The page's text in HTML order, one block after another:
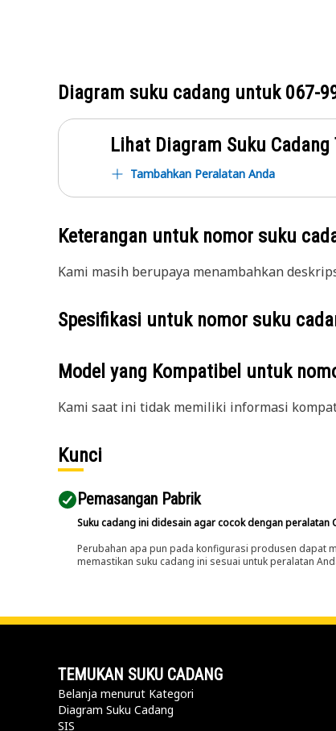
Diagram suku cadang untuk067-
Lihat Diagram Suku Cadang
Tambahkan Peralatan Anda
Keterangan untuk nomor suku
Kami masih berupaya menambahkan
Spesifikasi untuk nomor suku
Model yang Kompatibel untuk
Kami saat ini tidak memiliki informasi
Kunci
Pemasangan Pabrik
Suku cadang ini didesain agar cocok dengan
Perubahan apa pun pada konfigurasi produsen dapat
memastikan suku cadang ini sesuai untuk peralatan
TEMUKAN SUKU CADANG
Belanja menurut Kategori
Diagram Suku Cadang
SIS